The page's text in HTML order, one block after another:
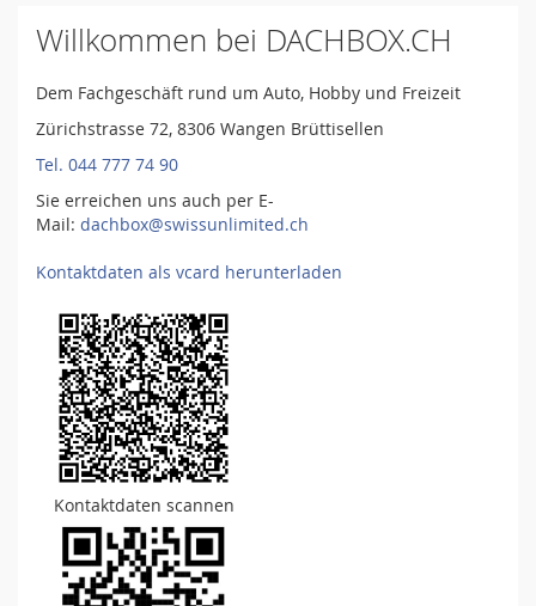
Willkommen bei DACHBOX.CH
Dem Fachgeschäft rund um Auto, Hobby und Freizeit
Zürichstrasse 72, 8306 Wangen Brüttisellen
Tel. 044 777 74 90
Sie erreichen uns auch per E-
Mail: dachbox@swissunlimited.ch
Kontaktdaten als vcard herunterladen
Kontaktdaten scannen